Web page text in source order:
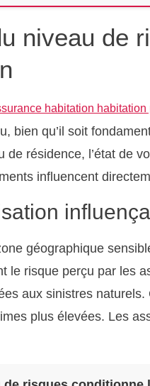
niveau de
habitation habitation
bien qu’il soit
de résidence, l’état de
influencent
géographique
le risque perçu par les
aux sinistres
plus élevées. Les